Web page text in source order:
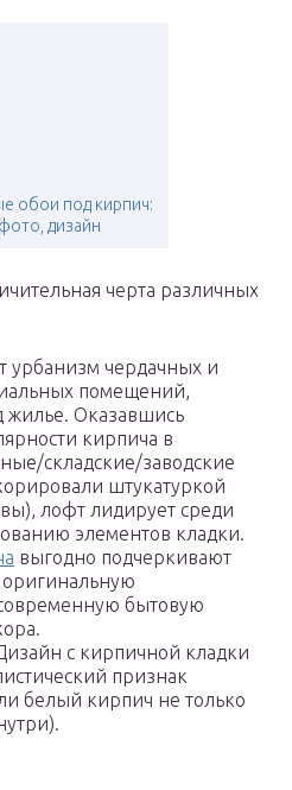
обои под кирпич:
дизайн
черта различных
урбанизм чердачных и
помещений,
жилье. Оказавшись
кирпича в
складские/заводские
штукатуркой
лофт лидирует среди
элементов кладки.
выгодно подчеркивают
бытовую
с кирпичной кладки
признак
белый кирпич не только